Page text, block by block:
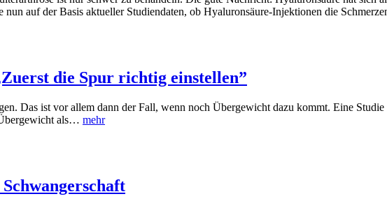
nun auf der Basis aktueller Studiendaten, ob Hyaluronsäure-Injektionen die
die Spur richtig einstellen”
Das ist vor allem dann der Fall, wenn noch Übergewicht dazu kommt. Eine
als… mehr